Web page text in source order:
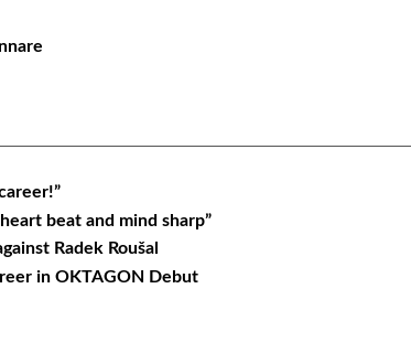
beat and mind sharp”
Radek Roušal
in OKTAGON Debut